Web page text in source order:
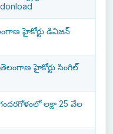
హైకోర్టు డివిజన్
తెలంగాణ హైకోర్టు సింగిల్
లక్షా 25 వేల